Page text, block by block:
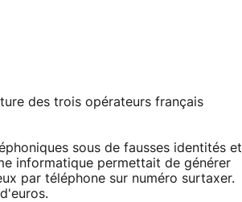
des trois opérateurs français
sous de fausses identités et
informatique permettait de générer
par téléphone sur numéro surtaxer.